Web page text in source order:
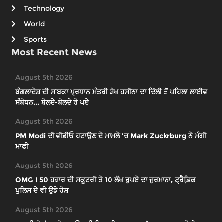
Technology
World
Sports
Most Recent News
August 5th 2026
ਬੰਗਲਾਦੇਸ਼ ਦੀ ਸਾਬਕਾ ਪ੍ਰਧਾਨ ਮੰਤਰੀ ਸ਼ੇਖ ਹਸੀਨਾ ਦਾ ਦਿੱਲੀ ਤੋਂ ਪਹਿਲਾ ਲਾਈਵ
ਸੰਬੋਧਨ... ਬੋਲਦੇ-ਬੋਲਦੇ ਰੋ ਪਏ
August 5th 2026
PM Modi ਦੀ ਵੀਡੀਓ ਹਟਾਉਣ ਦੇ ਮਾਮਲੇ 'ਚ Mark Zuckrburg ਨੇ ਮੰਗੀ
ਮਾਫੀ
August 5th 2026
OMG ! 50 ਹਜ਼ਾਰ ਦੀ ਸਕੂਟਰੀ ਤੇ 10 ਲੱਖ ਰੁਪਏ ਦਾ ਜੁਰਮਾਨਾ, ਟ੍ਰੈਫ਼ਿ਼ਕ
ਪੁਲਿਸ ਦੇ ਵੀ ਉਡੇ ਹੋਸ਼
August 5th 2026